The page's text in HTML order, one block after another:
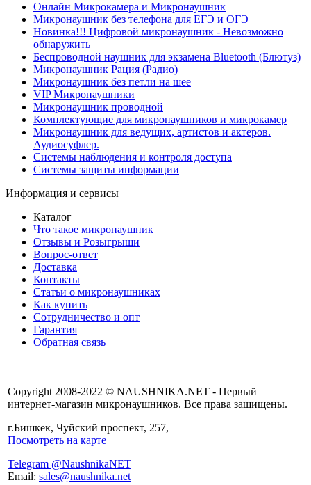
Онлайн Микрокамера и Микронаушник
Микронаушник без телефона для ЕГЭ и ОГЭ
Новинка!!! Цифровой микронаушник - Невозможно
обнаружить
Беспроводной наушник для экзамена Bluetooth (Блютуз)
Микронаушник Рация (Радио)
Микронаушник без петли на шее
VIP Микронаушники
Микронаушник проводной
Комплектующие для микронаушников и микрокамер
Микронаушник для ведущих, артистов и актеров.
Аудиосуфлер.
Системы наблюдения и контроля доступа
Системы защиты информации
Информация и сервисы
Каталог
Что такое микронаушник
Отзывы и Розыгрыши
Вопрос-ответ
Доставка
Контакты
Статьи о микронаушниках
Как купить
Сотрудничество и опт
Гарантия
Обратная связь
Copyright 2008-2022 © NAUSHNIKA.NET - Первый
интернет-магазин микронаушников. Все права защищены.
г.Бишкек, Чуйский проспект, 257,
Посмотреть на карте
Telegram @NaushnikaNET
Email: sales@naushnika.net